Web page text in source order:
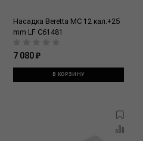
Насадка Beretta MC 12 кал.+25
mm LF C61481
7 080 ₽
В КОРЗИНУ